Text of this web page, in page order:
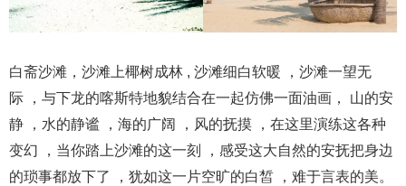
白斋沙滩，沙滩上椰树成林 , 沙滩细白软暖 ，沙滩一望无
际 ，与下龙的喀斯特地貌结合在一起仿佛一面油画， 山的安
静 ，水的静谧 ，海的广阔 ，风的抚摸 ，在这里演练这各种
变幻 ，当你踏上沙滩的这一刻 ，感受这大自然的安抚把身边
的琐事都放下了 ，犹如这一片空旷的白皙 ，难于言表的美。